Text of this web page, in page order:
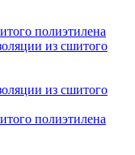
полиэтилена
из сшитого
из сшитого
полиэтилена